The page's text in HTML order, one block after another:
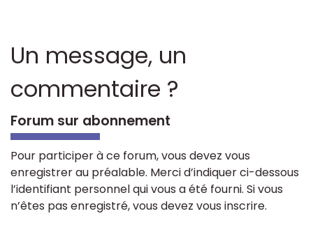
Un message, un
commentaire ?
Forum sur abonnement
Pour participer à ce forum, vous devez vous
enregistrer au préalable. Merci d’indiquer ci-dessous
l’identifiant personnel qui vous a été fourni. Si vous
n’êtes pas enregistré, vous devez vous inscrire.